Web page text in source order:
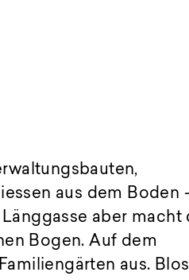
aus dem Boden
aber macht
Bogen. Auf dem
aus.